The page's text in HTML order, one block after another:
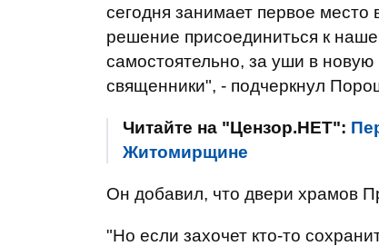
сегодня занимает первое место
решение присоединиться к
самостоятельно, за уши в новую
священники", - подчеркнул
Читайте на "Цензор.НЕТ":
Житомирщине
Он добавил, что двери храмов
"Но если захочет кто-то